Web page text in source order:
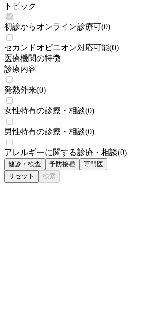
トピック
初診からオンライン診療可(0)
セカンドオピニオン対応可能(0)
医療機関の特徴
診療内容
発熱外来(0)
女性特有の診療・相談(0)
男性特有の診療・相談(0)
アレルギーに関する診療・相談(0)
健診・検査 予防接種
専門医
リセット
検索